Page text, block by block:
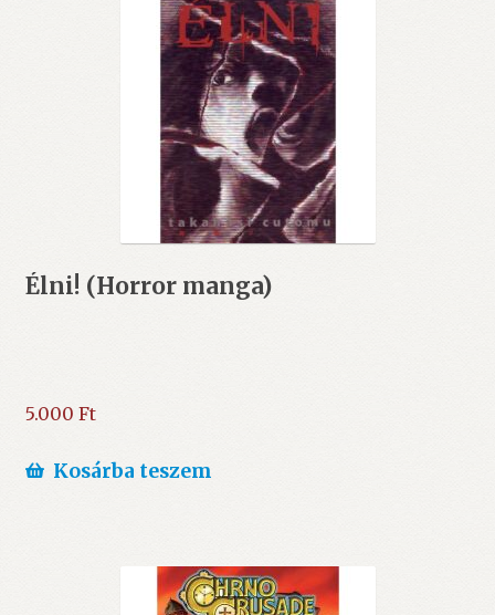
Élni! (Horror manga)
5.000 Ft
Kosárba teszem